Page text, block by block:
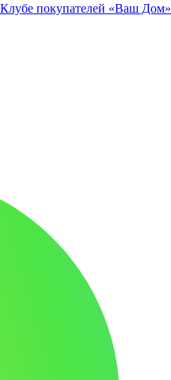
покупателей «Ваш Дом»